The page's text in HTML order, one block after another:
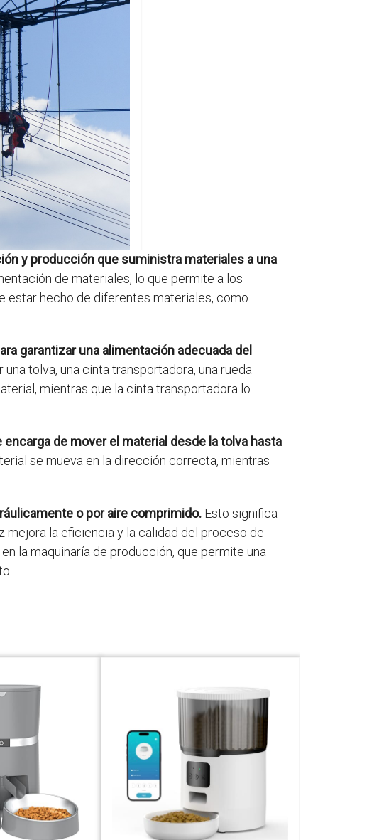
y producción que suministra materiales a una
de materiales, lo que permite a los
estar hecho de diferentes materiales, como
garantizar una alimentación adecuada del
tolva, una cinta transportadora, una rueda
mientras que la cinta transportadora lo
de mover el material desde la tolva hasta
se mueva en la dirección correcta, mientras
o por aire comprimido. Esto significa
mejora la eficiencia y la calidad del proceso de
la maquinaría de producción, que permite una